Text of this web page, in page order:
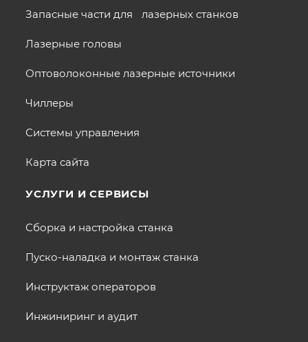
Запасные части для лазерных станков
Лазерные головы
Оптоволоконные лазерные источники
Чиллеры
Системы управления
Карта сайта
УСЛУГИ И СЕРВИСЫ
Сборка и настройка станка
Пуско-наладка и монтаж станка
Инструктаж операторов
Инжиниринг и аудит